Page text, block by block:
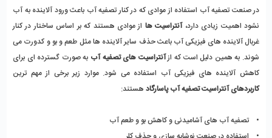
نشود اهمیت زیادی دارد، آنتراسیت ها
شوند. به همین دلیل است که از آنتراسیت های تصفیه آب
کاهش آلاینده های فیزیکی آب استفاده می شود. موارد زیر برخی از مهم ترین
کاربردهای آنتراسیت تصفیه آب پاسارگاد هستند:
•    تصفیه آب های آشامیدنی و کاهش بو و طعم آب